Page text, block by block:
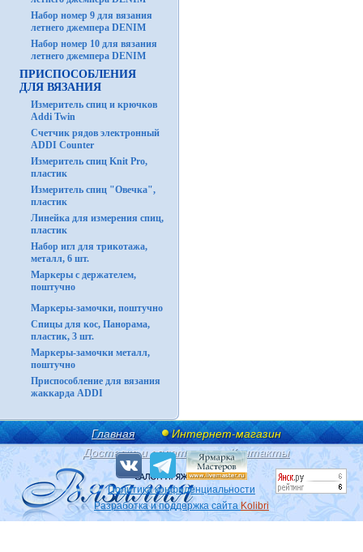
Набор номер 9 для вязания
летнего джемпера DENIM
Набор номер 10 для вязания
летнего джемпера DENIM
ПРИСПОСОБЛЕНИЯ
ДЛЯ ВЯЗАНИЯ
Измеритель спиц и крючков
Addi Twin
Счетчик рядов электронный
ADDI Counter
Измеритель спиц Knit Pro,
пластик
Измеритель спиц "Овечка",
пластик
Линейка для измерения спиц,
пластик
Набор игл для трикотажа,
металл, 6 шт.
Маркеры с держателем,
поштучно
Маркеры-замочки, поштучно
Спицы для кос, Панорама,
пластик, 3 шт.
Маркеры-замочки металл,
поштучно
Приспособление для вязания
жаккарда ADDI
Главная
Интернет-магазин
Доставка и оплата
Контакты
Политика конфиденциальности
Разработка и поддержка сайта Kolibri